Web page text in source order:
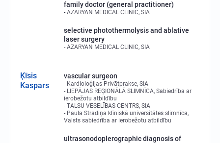
family doctor (general practitioner)
AZARYAN MEDICAL CLINIC, SIA
selective photothermolysis and ablative
laser surgery
AZARYAN MEDICAL CLINIC, SIA
Ķīsis
Kaspars
vascular surgeon
Kardioloģijas Privātprakse, SIA
LIEPĀJAS REĢIONĀLĀ SLIMNĪCA, Sabiedrība ar
ierobežotu atbildību
TALSU VESELĪBAS CENTRS, SIA
Paula Stradiņa klīniskā universitātes slimnīca,
Valsts sabiedrība ar ierobežotu atbildību
ultrasonodoplerographic diagnosis of